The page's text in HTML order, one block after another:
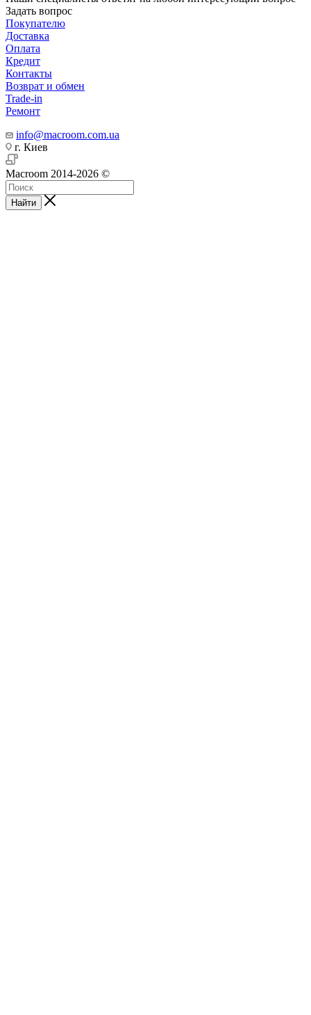
Задать вопрос
Покупателю
Доставка
Оплата
Кредит
Контакты
Возврат и обмен
Trade-in
Ремонт
info@macroom.com.ua
г. Киев
Macroom 2014-2026 ©
Найти